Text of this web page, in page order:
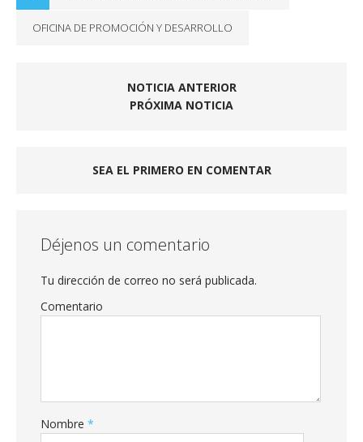
OFICINA DE PROMOCIÓN Y DESARROLLO
NOTICIA ANTERIOR
PRÓXIMA NOTICIA
SEA EL PRIMERO EN COMENTAR
Déjenos un comentario
Tu dirección de correo no será publicada.
Comentario
Nombre *